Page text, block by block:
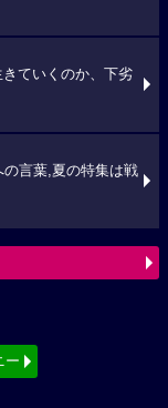
ていくのか、下劣
の言葉,夏の特集は戦
ー